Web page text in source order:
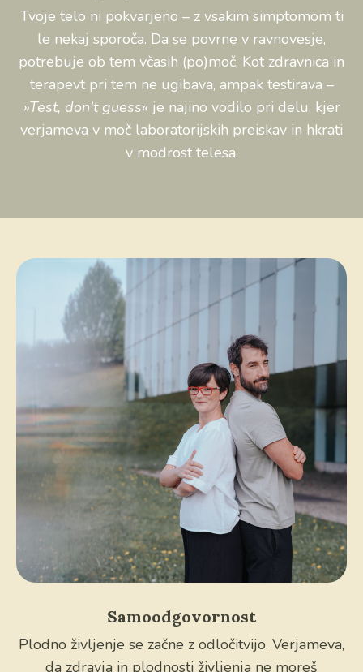
Tvoje telo ni pokvarjeno – z vsakim simptomom ti
le nekaj sporoča. Da se povrne v ravnovesje,
potrebuje ob tem včasih (po)moč. Kot zdravnica in
terapevt pri tem ne ugibava, ampak testirava –
»Test, don't guess« je najino vodilo pri delu, kjer
verjameva v moč laboratorijskih preiskav in hkrati
v modrost telesa.
Samoodgovornost
Plodno življenje se začne z odločitvijo. Verjameva,
da zdravja in plodnosti življenja ne moreš